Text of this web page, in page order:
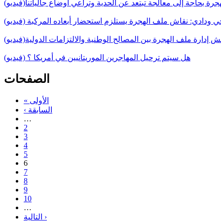
بحاجة إلى معالجة تبتعد عن الحدية وتراعي أوضاع جالياتنا(فيديو)
ودادي: نقاش ملف الهجرة يستلزم استحضار أبعاده المركبة (فيديو)
إدارة ملف الهجرة بين المصالح الوطنية والالتزامات الدولية(فيديو)
هل سيتم ترحيل المهاجرين الموريتانيين في أمريكا ؟ (فيديو)
الصفحات
« الأولى
‹ السابقة
…
2
3
4
5
6
7
8
9
10
…
التالية ›